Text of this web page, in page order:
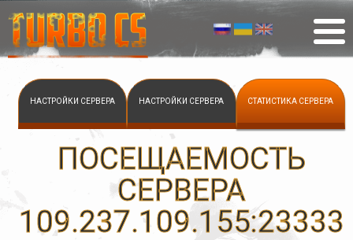
НАСТРОЙКИ СЕРВЕРА НАСТРОЙКИ СЕРВЕРА СТАТИСТИКА СЕРВЕРА
ПОСЕЩАЕМОСТЬ
СЕРВЕРА
109.237.109.155:23333